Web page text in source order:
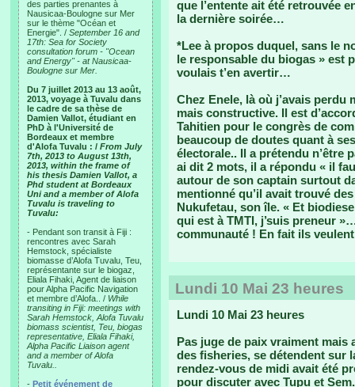
des parties prenantes à
Nausicaa-Boulogne sur Mer
sur le thème "Océan et
Energie". / September 16 and
17th: Sea for Society
consultation forum - "Ocean
and Energy" - at Nausicaa-
Boulogne sur Mer.
Du 7 juillet 2013 au 13 août,
2013, voyage à Tuvalu dans
le cadre de sa thèse de
Damien Vallot, étudiant en
PhD à l'Université de
Bordeaux et membre
d'Alofa Tuvalu : / From July
7th, 2013 to August 13th,
2013, within the frame of
his thesis Damien Vallot, a
Phd student at Bordeaux
Uni and a member of Alofa
Tuvalu is traveling to
Tuvalu:
- Pendant son transit à Fiji :
rencontres avec Sarah
Hemstock, spécialiste
biomasse d’Alofa Tuvalu, Teu,
représentante sur le biogaz,
Eliala Fihaki, Agent de liaison
pour Alpha Pacific Navigation
et membre d’Alofa.. / While
transiting in Fiji: meetings with
Sarah Hemstock, Alofa Tuvalu
biomass scientist, Teu, biogas
representative, Eliala Fihaki,
Alpha Pacific Liaison agent
and a member of Alofa
Tuvalu..
- Petit événement de
que l’entente ait été retrouvée
la dernière soirée…
*Lee à propos duquel, sans le
le responsable du biogas » est
voulais t’en avertir…
Chez Enele, là où j’avais
mais constructive. Il est
Tahitien pour le congrès de
beaucoup de doutes quant à
électorale.. Il a prétendu n’être
ai dit 2 mots, il a répondu « il
autour de son captain surtout
mentionné qu’il avait trouvé
Nukufetau, son île. « Et
qui est à TMTI, j’suis preneur
communauté ! En fait ils
Lundi 10 Mai 23 heures
Lundi 10 Mai 23 heures
Pas juge de paix vraiment mais
des fisheries, se détendent sur
rendez-vous de midi avait été
pour discuter avec Tupu et